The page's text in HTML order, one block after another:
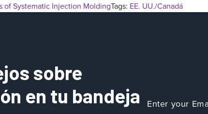
of Systematic Injection MoldingTags: EE. UU./Canadá
sobre
en tu bandeja